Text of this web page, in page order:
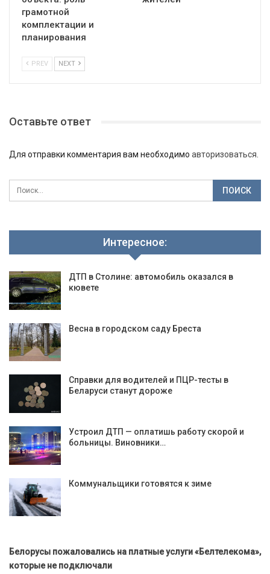
грамотной
комплектации и
планирования
PREV NEXT
Оставьте ответ
Для отправки комментария вам необходимо авторизоваться
Интересное:
ДТП в Столине: автомобиль оказался в
кювете
Весна в городском саду Бреста
Справки для водителей и ПЦР-тесты в
Беларуси станут дороже
Устроил ДТП — оплатишь работу скорой и
больницы. Виновники…
Коммунальщики готовятся к зиме
Белорусы пожаловались на платные услуги «Белтелекома»,
которые не подключали